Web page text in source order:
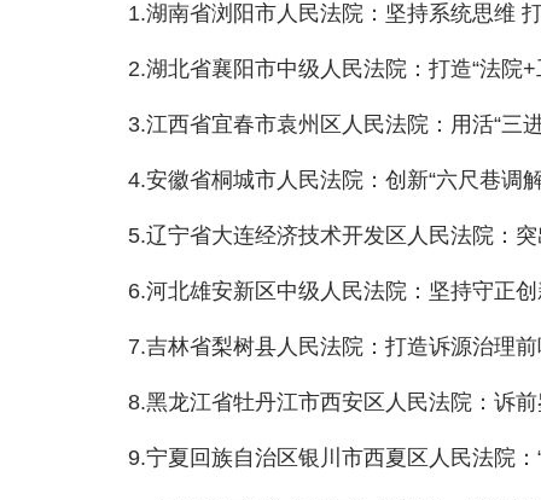
1.湖南省浏阳市人民法院：坚持系统思维 打
2.湖北省襄阳市中级人民法院：打造“法院+
3.江西省宜春市袁州区人民法院：用活“三进
4.安徽省桐城市人民法院：创新“六尺巷调
5.辽宁省大连经济技术开发区人民法院：突
6.河北雄安新区中级人民法院：坚持守正创
7.吉林省梨树县人民法院：打造诉源治理前
8.黑龙江省牡丹江市西安区人民法院：诉前
9.宁夏回族自治区银川市西夏区人民法院：“